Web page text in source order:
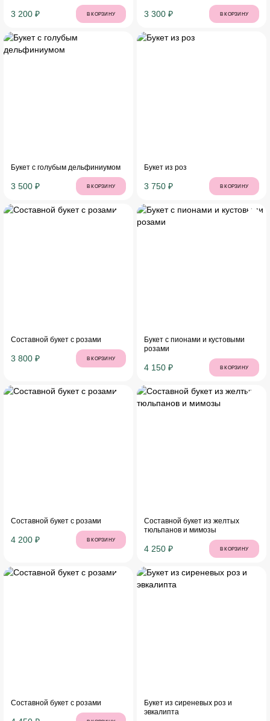
3 200 ₽ В КОРЗИНУ 3 300 ₽ В КОРЗИНУ
Букет с голубым дельфиниумом
3 500 ₽ В КОРЗИНУ
Букет из роз
3 750 ₽ В КОРЗИНУ
Составной букет с розами
3 800 ₽ В КОРЗИНУ
Букет с пионами и кустовыми
розами
4 150 ₽ В КОРЗИНУ
Составной букет с розами
4 200 ₽ В КОРЗИНУ
Составной букет из желтых
тюльпанов и мимозы
4 250 ₽ В КОРЗИНУ
Составной букет с розами
Букет из сиреневых роз и
эвкалипта